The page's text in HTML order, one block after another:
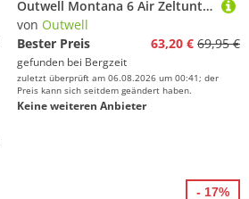
Outwell Montana 6 Air Zeltunterlage
von Outwell
Bester Preis
63,20 € 69,95 €
gefunden bei Bergzeit
zuletzt überprüft am 06.08.2026 um 00:41; der
Preis kann sich seitdem geändert haben.
Keine weiteren Anbieter
- 17%